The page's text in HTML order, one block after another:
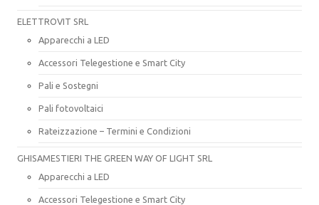
ELETTROVIT SRL
Apparecchi a LED
Accessori Telegestione e Smart City
Pali e Sostegni
Pali fotovoltaici
Rateizzazione – Termini e Condizioni
GHISAMESTIERI THE GREEN WAY OF LIGHT SRL
Apparecchi a LED
Accessori Telegestione e Smart City